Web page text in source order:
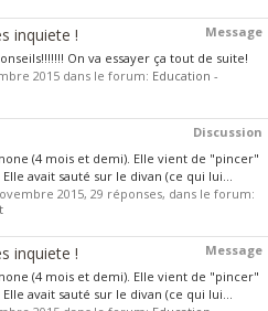
Message
inquiete !
On va essayer ça tout de suite!
2015 dans le forum: Education -
Discussion
(4 mois et demi). Elle vient de "pincer"
avait sauté sur le divan (ce qui lui...
2015, 29 réponses, dans le forum:
Message
inquiete !
(4 mois et demi). Elle vient de "pincer"
avait sauté sur le divan (ce qui lui...